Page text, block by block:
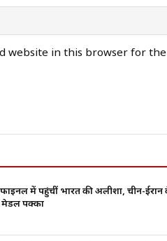
website in this browser for
में पहुंचीं भारत की अलीशा, चीन-ईरान
मेडल पक्का